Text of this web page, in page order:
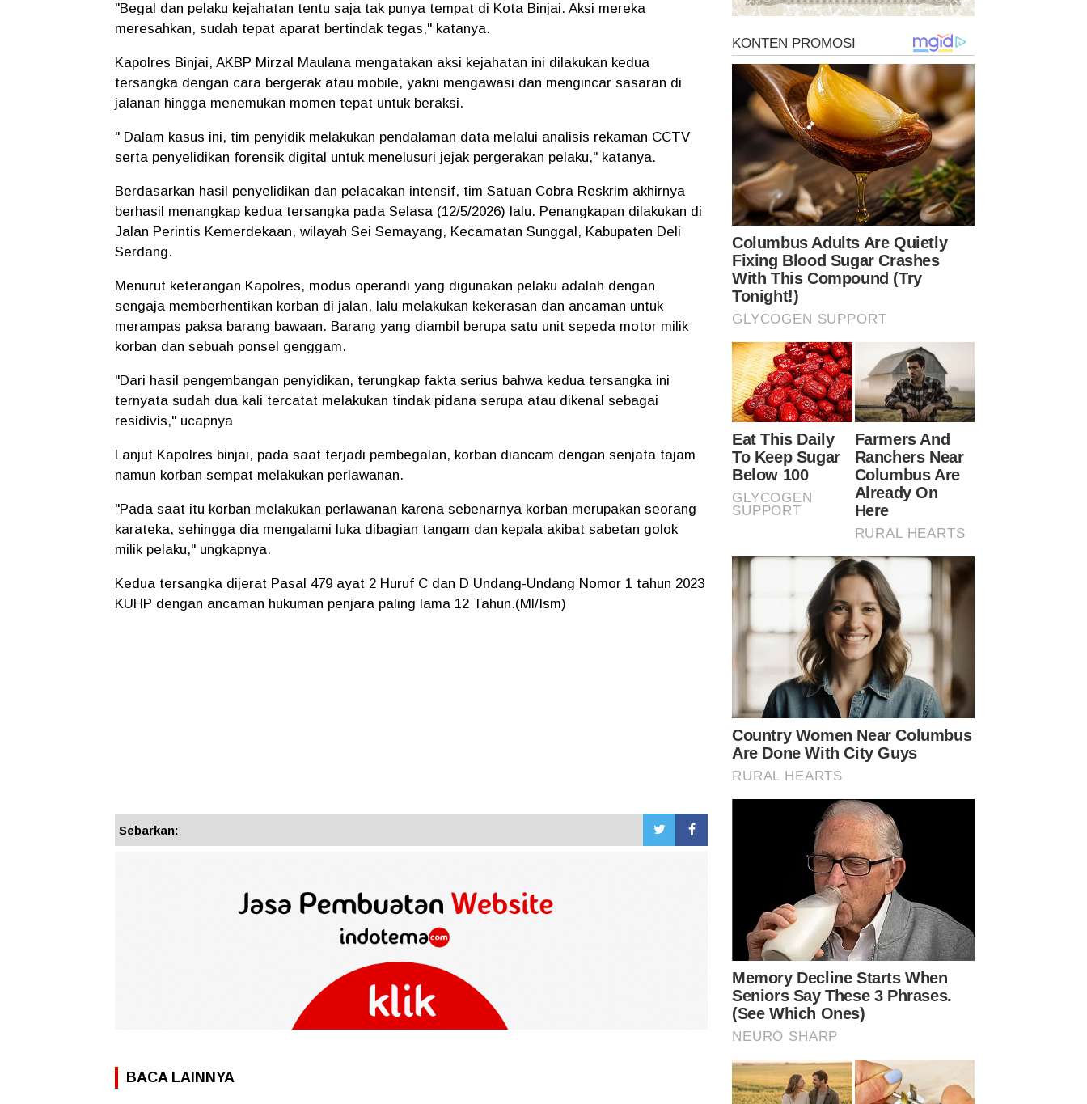
"Begal dan pelaku kejahatan tentu saja tak punya tempat di Kota Binjai. Aksi mereka
meresahkan, sudah tepat aparat bertindak tegas," katanya.
Kapolres Binjai, AKBP Mirzal Maulana mengatakan aksi kejahatan ini dilakukan kedua
tersangka dengan cara bergerak atau mobile, yakni mengawasi dan mengincar sasaran di
jalanan hingga menemukan momen tepat untuk beraksi.
" Dalam kasus ini, tim penyidik melakukan pendalaman data melalui analisis rekaman CCTV
serta penyelidikan forensik digital untuk menelusuri jejak pergerakan pelaku," katanya.
Berdasarkan hasil penyelidikan dan pelacakan intensif, tim Satuan Cobra Reskrim akhirnya
berhasil menangkap kedua tersangka pada Selasa (12/5/2026) lalu. Penangkapan dilakukan di
Jalan Perintis Kemerdekaan, wilayah Sei Semayang, Kecamatan Sunggal, Kabupaten Deli
Serdang.
Menurut keterangan Kapolres, modus operandi yang digunakan pelaku adalah dengan
sengaja memberhentikan korban di jalan, lalu melakukan kekerasan dan ancaman untuk
merampas paksa barang bawaan. Barang yang diambil berupa satu unit sepeda motor milik
korban dan sebuah ponsel genggam.
"Dari hasil pengembangan penyidikan, terungkap fakta serius bahwa kedua tersangka ini
ternyata sudah dua kali tercatat melakukan tindak pidana serupa atau dikenal sebagai
residivis," ucapnya
Lanjut Kapolres binjai, pada saat terjadi pembegalan, korban diancam dengan senjata tajam
namun korban sempat melakukan perlawanan.
"Pada saat itu korban melakukan perlawanan karena sebenarnya korban merupakan seorang
karateka, sehingga dia mengalami luka dibagian tangam dan kepala akibat sabetan golok
milik pelaku," ungkapnya.
Kedua tersangka dijerat Pasal 479 ayat 2 Huruf C dan D Undang-Undang Nomor 1 tahun 2023
KUHP dengan ancaman hukuman penjara paling lama 12 Tahun.(Ml/Ism)
Sebarkan:
BACA LAINNYA